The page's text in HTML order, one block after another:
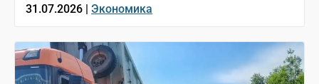
31.07.2026 | Экономика